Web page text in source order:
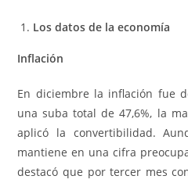
Los datos de la economía
Inflación
En diciembre la inflación fue
una suba total de 47,6%, la
aplicó la convertibilidad.
mantiene en una cifra
destacó que por tercer mes